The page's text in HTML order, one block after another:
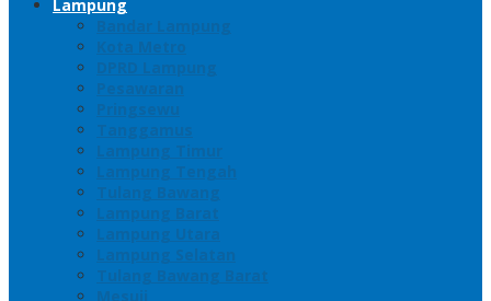
Lampung
Bandar Lampung
Kota Metro
DPRD Lampung
Pesawaran
Pringsewu
Tanggamus
Lampung Timur
Lampung Tengah
Tulang Bawang
Lampung Barat
Lampung Utara
Lampung Selatan
Tulang Bawang Barat
Mesuji